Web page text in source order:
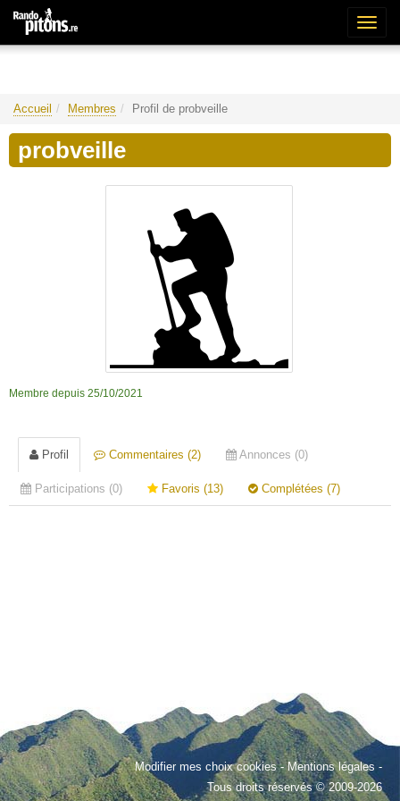
Accueil Membres Profil de probveille
probveille
Membre depuis 25/10/2021
Profil Commentaires (2) Annonces (0)
Participations (0) Favoris (13) Complétées (7)
Modifier mes choix cookies-Mentions légales -
Tous droits réservés © 2009-2026